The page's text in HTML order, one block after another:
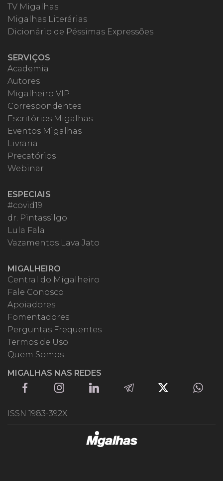
TV Migalhas
Migalhas Literárias
Dicionário de Péssimas Expressões
SERVIÇOS
Academia
Autores
Migalheiro VIP
Correspondentes
Escritórios Migalhas
Eventos Migalhas
Livraria
Precatórios
Webinar
ESPECIAIS
#covid19
dr. Pintassilgo
Lula Fala
Vazamentos Lava Jato
MIGALHEIRO
Central do Migalheiro
Fale Conosco
Apoiadores
Fomentadores
Perguntas Frequentes
Termos de Uso
Quem Somos
MIGALHAS NAS REDES
ISSN 1983-392X